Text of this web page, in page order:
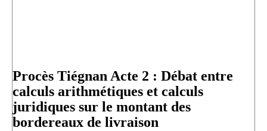
Procès Tiégnan Acte 2 : Débat entre
calculs arithmétiques et calculs
juridiques sur le montant des
bordereaux de livraison